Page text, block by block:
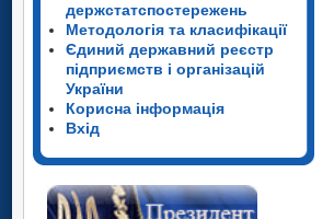
держстатспостережень
Методологія та класифікації
Єдиний державний реєстр
підприємств і організацій
України
Корисна інформація
Вхід